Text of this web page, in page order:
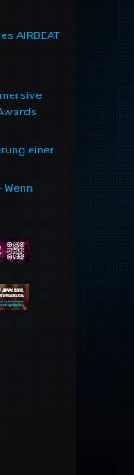
AIRBEAT
einer